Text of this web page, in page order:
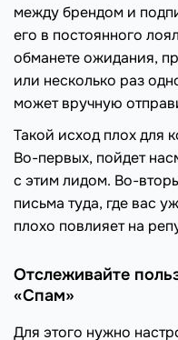
между брендом и
его в постоянного
обманете ожидания,
или несколько раз
может вручную
Такой исход плох для
Во-первых, пойдет
с этим лидом. Во-
письма туда, где вас
плохо повлияет на
Отслеживайте
«Спам»
Для этого нужно